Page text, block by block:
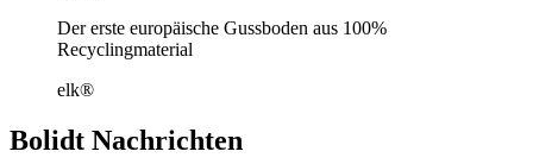
Der erste europäische Gussboden aus 100%
Recyclingmaterial
elk®
Bolidt Nachrichten